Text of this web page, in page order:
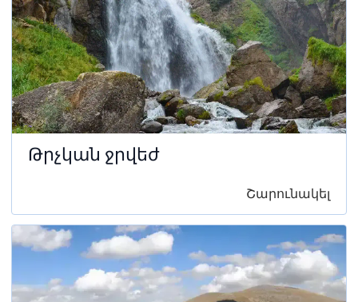
Թրչկան ջրվեժ
Շարունակել